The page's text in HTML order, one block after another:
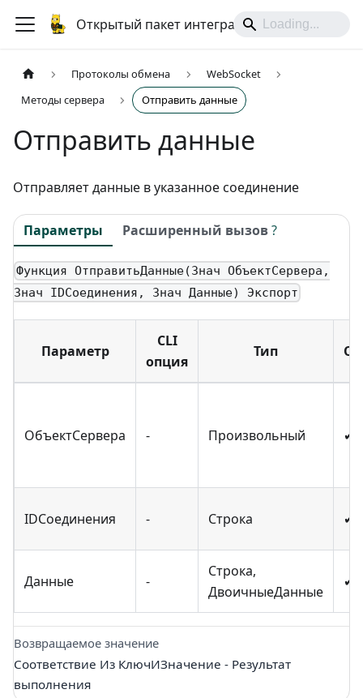
Открытый пакет интеграций
Протоколы обмена
WebSocket
Методы сервера
Отправить данные
Отправить данные
Отправляет данные в указанное соединение
Параметры Расширенный вызов?
Функция ОтправитьДанные(Знач ОбъектСервера,
Знач IDСоединения, Знач Данные) Экспорт
Параметр
CLI
опция
Тип
ОбъектСервера - Произвольный ✔
IDСоединения - Строка ✔
Данные -
Строка,
ДвоичныеДанные
✔
Возвращаемое значение
Соответствие Из КлючИЗначение - Результат
выполнения